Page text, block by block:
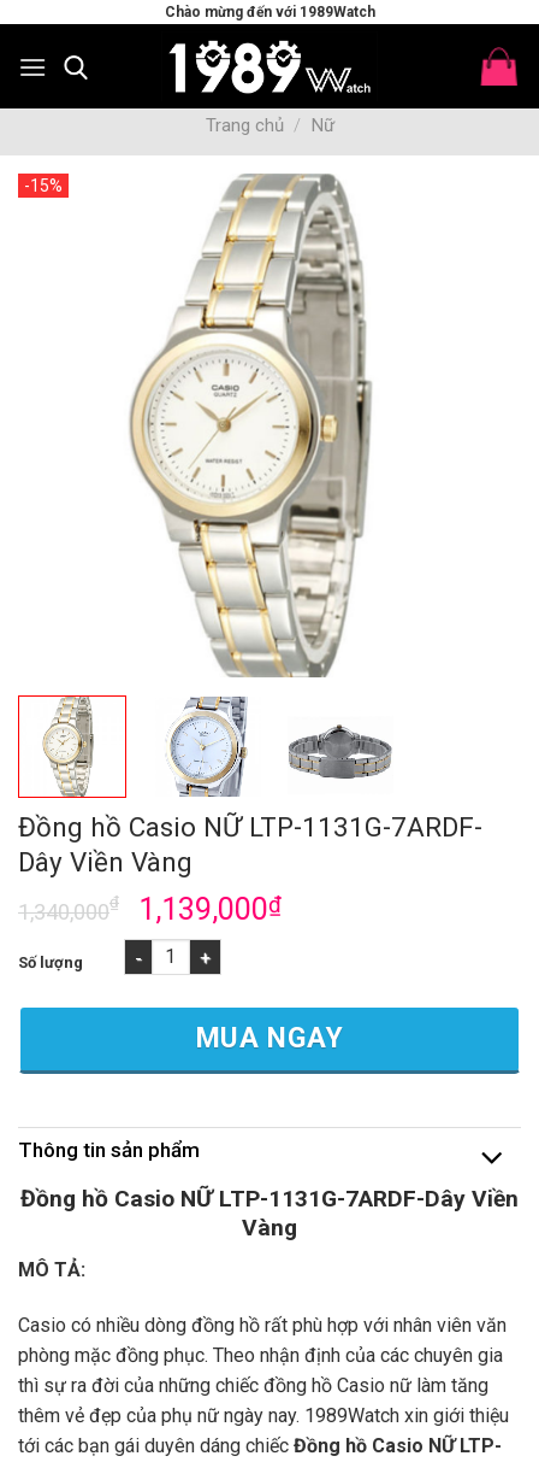
content
Chào mừng đến với 1989Watch
Trang chủ / Nữ
-15%
Đồng hồ Casio NỮ LTP-1131G-7ARDF-
Dây Viền Vàng
1,340,000₫ 1,139,000₫
Đồng hồ Casio NỮ LTP-1131G-7ARDF-Dây Viền Vàng số lượng
MUA NGAY
Thông tin sản phẩm
Đồng hồ Casio NỮ LTP-1131G-7ARDF-Dây Viền
Vàng
MÔ TẢ:
Casio có nhiều dòng đồng hồ rất phù hợp với nhân viên văn
phòng mặc đồng phục. Theo nhận định của các chuyên gia
thì sự ra đời của những chiếc đồng hồ Casio nữ làm tăng
thêm vẻ đẹp của phụ nữ ngày nay. 1989Watch xin giới thiệu
tới các bạn gái duyên dáng chiếc Đồng hồ Casio NỮ LTP-